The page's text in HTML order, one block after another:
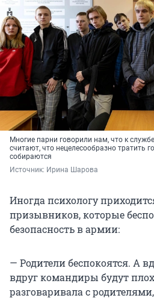
Многие парни говорили нам, что к
считают, что нецелесообразно тратить
собираются
Источник: Ирина Шарова
Иногда психологу
призывников, которые
безопасность в армии:
— Родители беспокоятся. А
вдруг командиры будут
разговаривала с